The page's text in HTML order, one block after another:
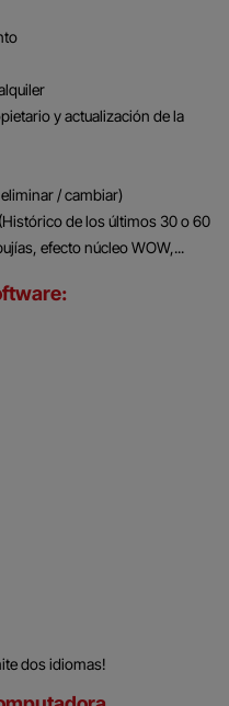
y actualización de la
/ cambiar)
de los últimos 30 o 60
efecto núcleo WOW,...
dos idiomas!